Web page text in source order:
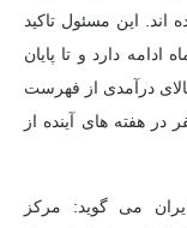
اند. این مسئول تاکید
دارد و تا پایان
سه دهک بالای درآمدی از فهرست
در هفته های آینده از
می گوید: مرکز